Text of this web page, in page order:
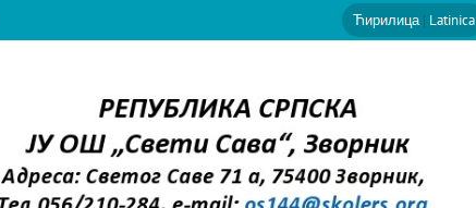
Ћирилица| Latinica